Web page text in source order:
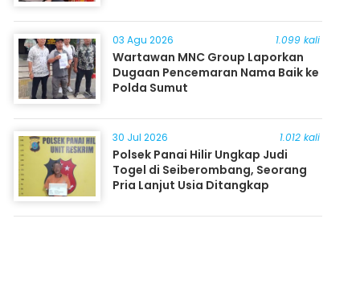
03 Agu 2026 1.099 kali
Wartawan MNC Group Laporkan
Dugaan Pencemaran Nama Baik ke
Polda Sumut
30 Jul 2026 1.012 kali
Polsek Panai Hilir Ungkap Judi
Togel di Seiberombang, Seorang
Pria Lanjut Usia Ditangkap